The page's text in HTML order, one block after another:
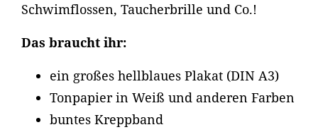
Schwimflossen, Taucherbrille und Co.!
Das braucht ihr:
ein großes hellblaues Plakat (DIN A3)
Tonpapier in Weiß und anderen Farben
buntes Kreppband